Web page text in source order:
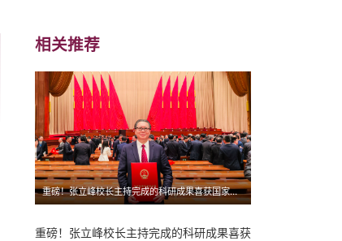
相关推荐
重磅！张立峰校长主持完成的科研成果喜获国家科技进步二等奖
重磅！张立峰校长主持完成的科研成果喜获